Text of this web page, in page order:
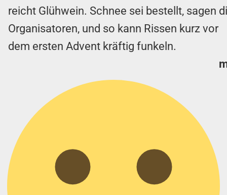
reicht Glühwein. Schnee sei bestellt, sagen
Organisatoren, und so kann Rissen kurz vor
dem ersten Advent kräftig funkeln.